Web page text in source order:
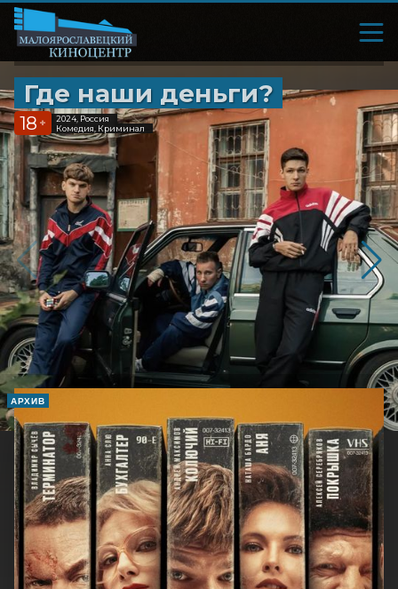
Где наши деньги?
18 +
2024, Россия
Комедия, Криминал
АРХИВ